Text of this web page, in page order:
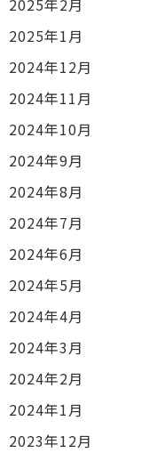
2025年2月
2025年1月
2024年12月
2024年11月
2024年10月
2024年9月
2024年8月
2024年7月
2024年6月
2024年5月
2024年4月
2024年3月
2024年2月
2024年1月
2023年12月